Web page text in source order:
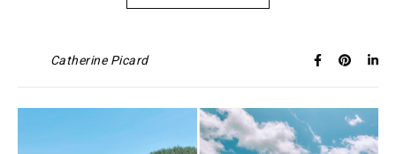
Catherine Picard